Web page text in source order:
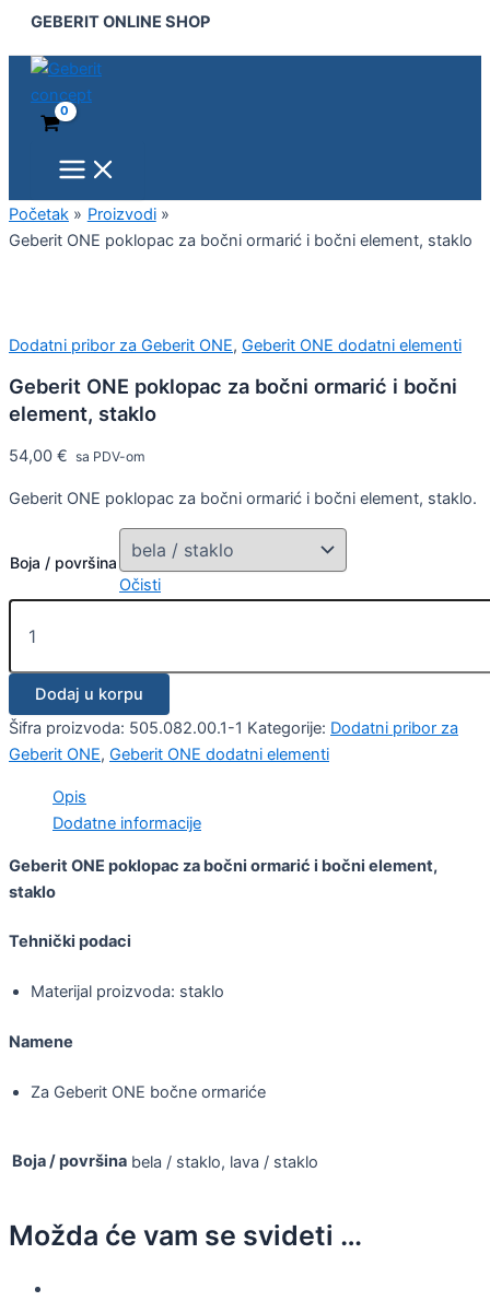
Pređi
sadržaj
GEBERIT ONLINE SHOP
Menu
Početak
Proizvodi
Geberit ONE poklopac za bočni ormarić i bočni element, staklo
Dodatni pribor za Geberit ONE, Geberit ONE dodatni elementi
Geberit ONE poklopac za bočni ormarić i bočni
element, staklo
54,00 € sa PDV-om
Geberit ONE poklopac za bočni ormarić i bočni element, staklo.
Boja / površina
Očisti
ONE
poklopac
bočni
ormarić
element,
staklo
količina
Dodaj u korpu
Šifra proizvoda: 505.082.00.1-1 Kategorije: Dodatni pribor za
Geberit ONE, Geberit ONE dodatni elementi
Opis
Dodatne informacije
Geberit ONE poklopac za bočni ormarić i bočni element,
staklo
Tehnički podaci
Materijal proizvoda: staklo
Namene
Za Geberit ONE bočne ormariće
Boja / površina bela / staklo, lava / staklo
Možda će vam se svideti …